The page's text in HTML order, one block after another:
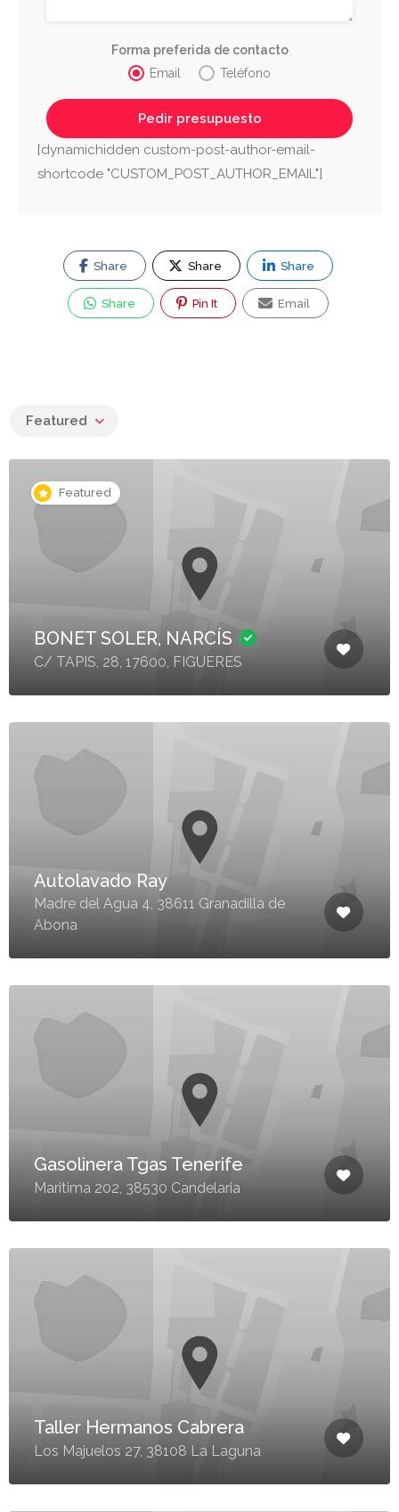
Forma preferida de contacto
Email
Teléfono
[dynamichidden custom-post-author-email-
shortcode "CUSTOM_POST_AUTHOR_EMAIL"]
Share Share Share
Share Pin It Email
Featured
Featured
BONET SOLER, NARCÍS
C/ TAPIS, 28, 17600, FIGUERES
Autolavado Ray
Madre del Agua 4, 38611 Granadilla de
Abona
Gasolinera Tgas Tenerife
Maritima 202, 38530 Candelaria
Taller Hermanos Cabrera
Los Majuelos 27, 38108 La Laguna